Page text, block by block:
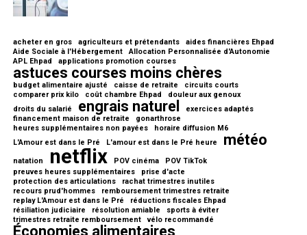
acheter en gros agriculteurs et prétendants
aides financières Ehpad
Aide Sociale à l'Hébergement
Allocation Personnalisée d'Autonomie
APL Ehpad
applications promotion courses
astuces courses moins chères
budget alimentaire ajusté caisse de retraite
circuits courts
comparer prix kilo
coût chambre Ehpad
douleur aux genoux
droits du salarié
engrais naturel
exercices adaptés
financement maison de retraite
gonarthrose
heures supplémentaires non payées
horaire diffusion M6
L'Amour est dans le Pré
L'amour est dans le Pré heure météo
natation netflix POV cinéma
POV TikTok
preuves heures supplémentaires
prise d'acte
protection des articulations
rachat trimestres inutiles
recours prud'hommes
remboursement trimestres retraite
replay L'Amour est dans le Pré
réductions fiscales Ehpad
résiliation judiciaire
résolution amiable
sports à éviter
trimestres retraite remboursement
vélo recommandé
Économies alimentaires